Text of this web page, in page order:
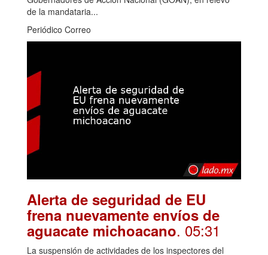
de la mandataria...
Periódico Correo
Alerta de seguridad de EU
frena nuevamente envíos de
aguacate michoacano. 05:31
La suspensión de actividades de los inspectores del